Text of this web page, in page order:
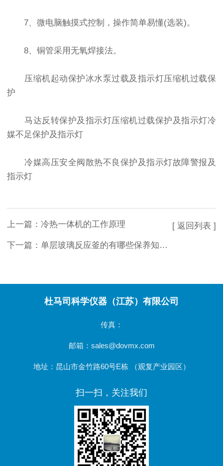
7、微电脑触摸式控制，操作简单易懂(选装)。
8、铜管采用无氧焊接法。
压缩机起动保护冰水泵过载及指示灯压缩机过载保
护
马达反转保护及指示灯压缩机过载保护及指示灯冷
媒不足保护及指示灯
冷媒高压安全阀散热不良保护及指示灯故障警报及
指示灯
上一篇： 冷热一体机的工作原理
下一篇： 单层玻璃反应釜的有哪些保养知识？
[ 返回列表 ]
杜马司科学仪器（江苏）有限公司
传真：
邮箱：sales@dovmx.com
地址：昆山市金竹路60号E栋 （观复产业园区）
扫一扫，关注我们